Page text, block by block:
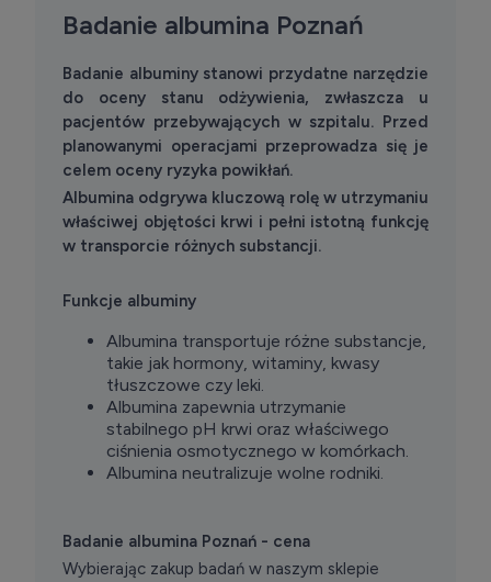
Badanie albumina Poznań
Badanie albuminy stanowi przydatne narzędzie
do oceny stanu odżywienia, zwłaszcza u
pacjentów przebywających w szpitalu. Przed
planowanymi operacjami przeprowadza się je
celem oceny ryzyka powikłań.
Albumina odgrywa kluczową rolę w utrzymaniu
właściwej objętości krwi i pełni istotną funkcję
w transporcie różnych substancji.
Funkcje albuminy
Albumina transportuje różne substancje,
takie jak hormony, witaminy, kwasy
tłuszczowe czy leki.
Albumina zapewnia utrzymanie
stabilnego pH krwi oraz właściwego
ciśnienia osmotycznego w komórkach.
Albumina neutralizuje wolne rodniki.
Badanie albumina Poznań - cena
Wybierając zakup badań w naszym sklepie